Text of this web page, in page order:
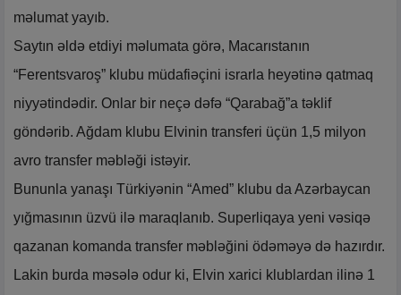
məlumat yayıb.
Saytın əldə etdiyi məlumata görə, Macarıstanın
“Ferentsvaroş” klubu müdafiəçini israrla heyətinə qatmaq
niyyətindədir. Onlar bir neçə dəfə “Qarabağ”a təklif
göndərib. Ağdam klubu Elvinin transferi üçün 1,5 milyon
avro transfer məbləği istəyir.
Bununla yanaşı Türkiyənin “Amed” klubu da Azərbaycan
yığmasının üzvü ilə maraqlanıb. Superliqaya yeni vəsiqə
qazanan komanda transfer məbləğini ödəməyə də hazırdır.
Lakin burda məsələ odur ki, Elvin xarici klublardan ilinə 1